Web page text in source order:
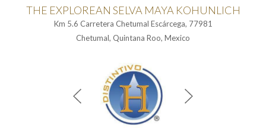
THE EXPLOREAN SELVA MAYA KOHUNLICH
Km 5.6 Carretera Chetumal Escárcega, 77981
Chetumal, Quintana Roo, Mexico